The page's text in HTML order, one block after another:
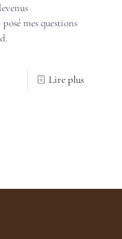
mes questions
Lire plus